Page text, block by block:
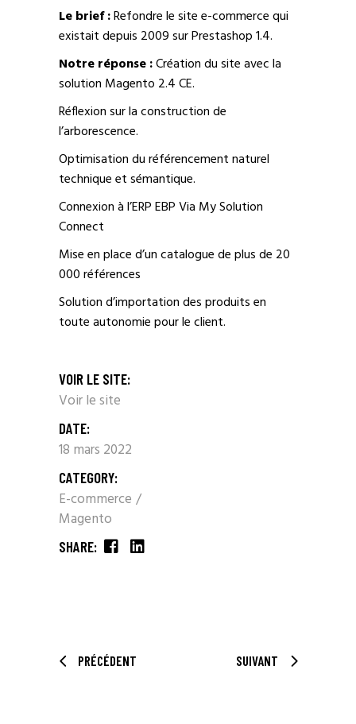
Le brief :Refondre le site e-commerce qui
existait depuis 2009 sur Prestashop 1.4.
Notre réponse :Création du site avec la
solution Magento 2.4 CE.
Réflexion sur la construction de
l’arborescence.
Optimisation du référencement naturel
technique et sémantique.
Connexion à l’ERP EBP Via My Solution
Connect
Mise en place d’un catalogue de plus de 20
000 références
Solution d’importation des produits en
toute autonomie pour le client.
VOIR LE SITE:
Voir le site
DATE:
18 mars 2022
CATEGORY:
E-commerce
Magento
SHARE:
PRÉCÉDENT SUIVANT